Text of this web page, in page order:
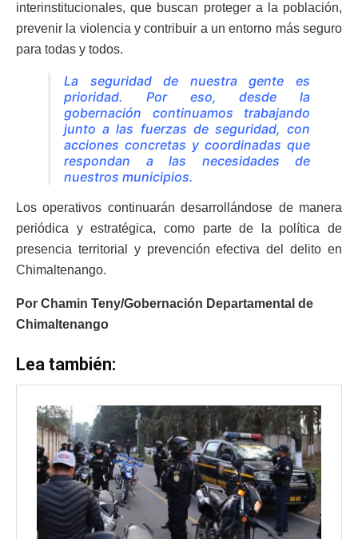
interinstitucionales, que buscan proteger a la población,
prevenir la violencia y contribuir a un entorno más seguro
para todas y todos.
La seguridad de nuestra gente es
prioridad. Por eso, desde la
gobernación continuamos trabajando
junto a las fuerzas de seguridad, con
acciones concretas y coordinadas que
respondan a las necesidades de
nuestros municipios.
Los operativos continuarán desarrollándose de manera
periódica y estratégica, como parte de la política de
presencia territorial y prevención efectiva del delito en
Chimaltenango.
Por Chamin Teny/Gobernación Departamental de
Chimaltenango
Lea también: